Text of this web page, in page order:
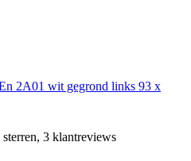
2A01 wit gegrond links 93 x
3 klantreviews